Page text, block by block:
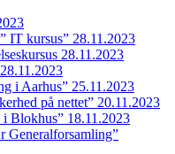
IT kursus” 28.11.2023
28.11.2023
i Aarhus” 25.11.2023
på nettet” 20.11.2023
Blokhus” 18.11.2023
Generalforsamling”